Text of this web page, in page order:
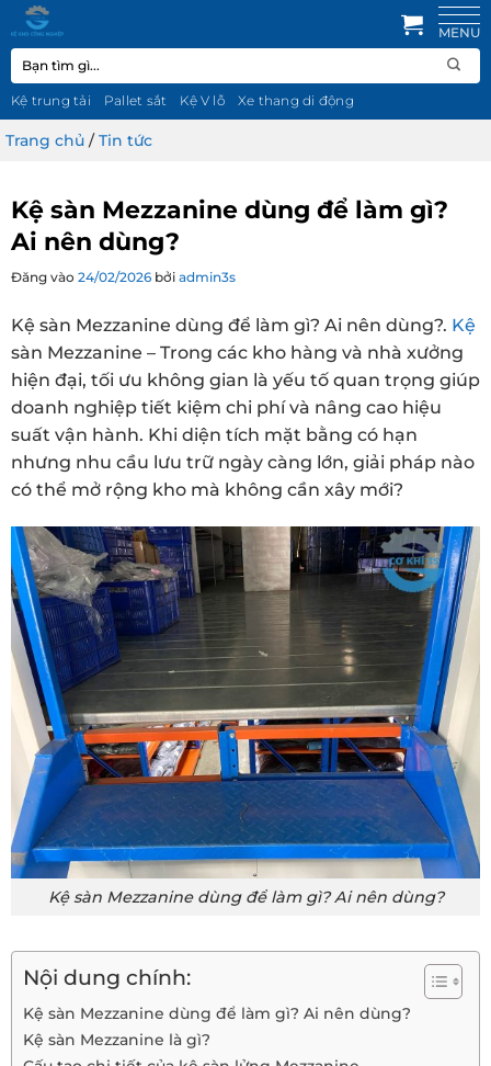
qua
nội
dung
Tìm
kiếm:
Kệ trung tải Pallet sắt Kệ V lỗ Xe thang di động
Trang chủ /Tin tức
Kệ sàn Mezzanine dùng để làm gì?
Ai nên dùng?
Đăng vào 24/02/2026 bởi admin3s
Kệ sàn Mezzanine dùng để làm gì? Ai nên dùng?. Kệ
sàn Mezzanine – Trong các kho hàng và nhà xưởng
hiện đại, tối ưu không gian là yếu tố quan trọng giúp
doanh nghiệp tiết kiệm chi phí và nâng cao hiệu
suất vận hành. Khi diện tích mặt bằng có hạn
nhưng nhu cầu lưu trữ ngày càng lớn, giải pháp nào
có thể mở rộng kho mà không cần xây mới?
Kệ sàn Mezzanine dùng để làm gì? Ai nên dùng?
Nội dung chính:
Kệ sàn Mezzanine dùng để làm gì? Ai nên dùng?
Kệ sàn Mezzanine là gì?